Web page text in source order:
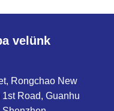
velünk
Rongchao New
Road, Guanhu